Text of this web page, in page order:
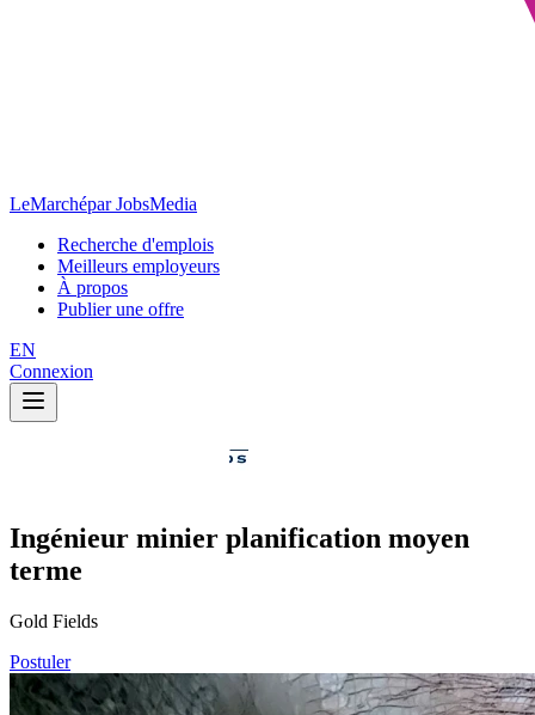
LeMarchépar JobsMedia
Recherche d'emplois
Meilleurs employeurs
À propos
Publier une offre
EN
Connexion
Ingénieur minier planification moyen
terme
Gold Fields
Postuler